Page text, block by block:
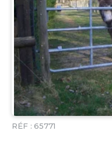
RÉF : 65771